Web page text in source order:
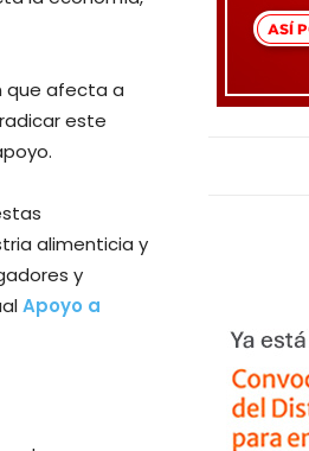
que afecta a
este
alimenticia y
y
Apoyo a